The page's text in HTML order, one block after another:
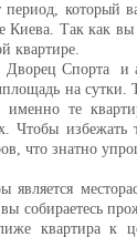
который
Так как вы
квартире.
Спорта и
на сутки.
те
Чтобы
что знатно
собираетесь
квартира к